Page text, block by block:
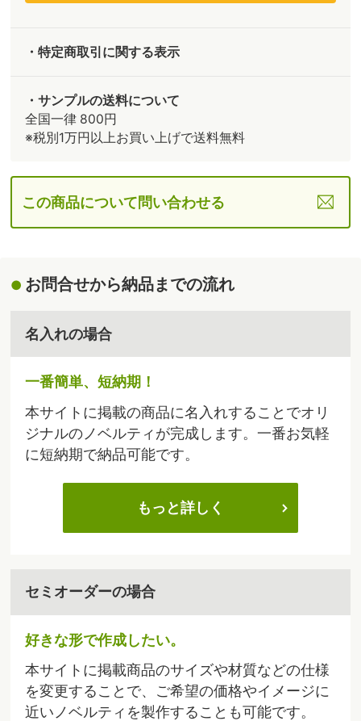
・特定商取引に関する表示
・サンプルの送料について
全国一律 800円
※税別1万円以上お買い上げで送料無料
この商品について問い合わせる
お問合せから納品までの流れ
名入れの場合
一番簡単、短納期！
本サイトに掲載の商品に名入れすることでオリ
ジナルのノベルティが完成します。一番お気軽
に短納期で納品可能です。
もっと詳しく
セミオーダーの場合
好きな形で作成したい。
本サイトに掲載商品のサイズや材質などの仕様
を変更することで、ご希望の価格やイメージに
近いノベルティを製作することも可能です。